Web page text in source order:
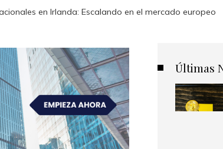
en Irlanda: Escalando en el mercado europeo
Últimas